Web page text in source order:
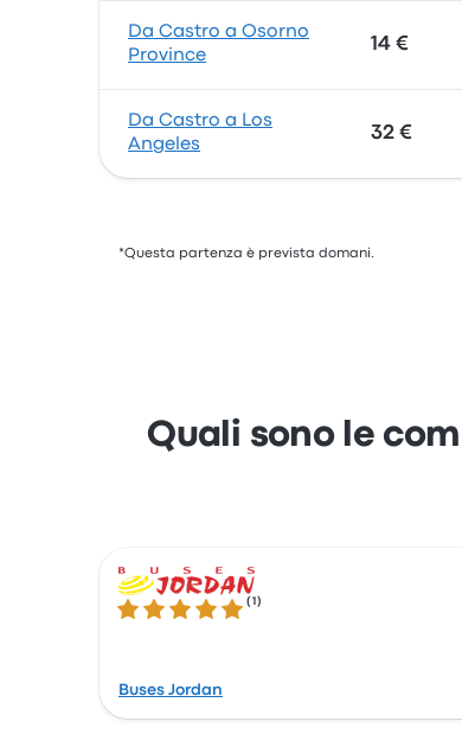
Da Castro a Osorno
Province
14 €
Da Castro a Los
Angeles
32 €
*Questa partenza è prevista domani.
Quali sono le
5.0 su 5 stelle ( 1 )
Buses Jordan